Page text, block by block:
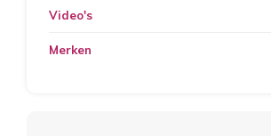
Video's
Merken